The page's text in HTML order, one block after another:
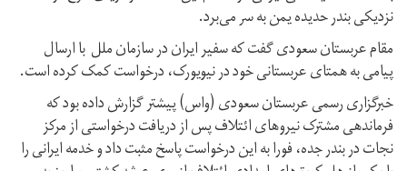
نزدیکی بندر حدیده یمن به سر می‌برد.
مقام عربستان سعودی گفت که سفیر ایران در سازمان ملل با ارسال
پیامی به همتای عربستانی خود در نیویورک، درخواست کمک کرده است.
خبرگزاری رسمی عربستان سعودی (واس) پیشتر گزارش داده بود که
فرماندهی مشترک نیروهای ائتلاف پس از دریافت درخواستی از مرکز
نجات در بندر جده، فورا به این درخواست پاسخ مثبت داد و خدمه ایرانی را